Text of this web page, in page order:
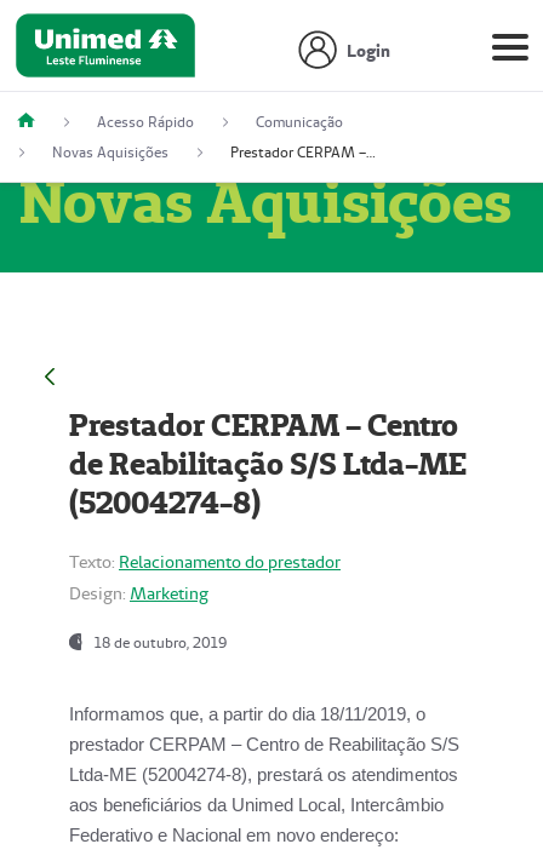
Login
Acesso Rápido
Comunicação
Novas Aquisições
Prestador CERPAM – Centro de Reabilitação S/S Ltda-ME (52004274-8)
Novas Aquisições
Prestador CERPAM – Centro
de Reabilitação S/S Ltda-ME
(52004274-8)
Texto: Relacionamento do prestador
Design: Marketing
18 de outubro, 2019
Informamos que, a partir do dia 18/11/2019, o
prestador CERPAM – Centro de Reabilitação S/S
Ltda-ME (52004274-8), prestará os atendimentos
aos beneficiários da Unimed Local, Intercâmbio
Federativo e Nacional em novo endereço: